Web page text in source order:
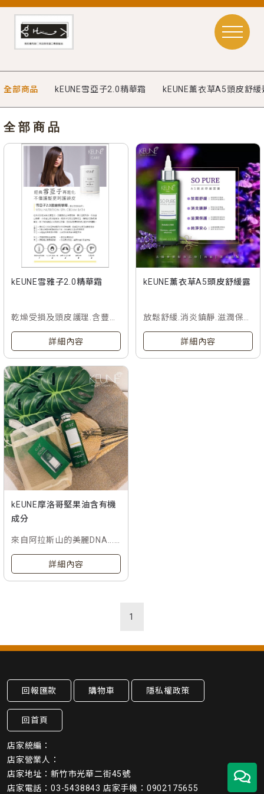
全部商品 kEUNE雪亞子2.0精華霜 kEUNE薰衣草A5頭皮舒緩
全部商品
kEUNE雪雅子2.0精華霜
乾燥受損及頭皮護理.含豐富
必須礦物質.養分注射科技.保
濕蛋白聚醣.小麥蛋白質及堅
果油.能給予毛髮滋潤與光澤.
獨特的滑順乳霜質地.除了保
濕護髮亦可做頭皮按摩.達到
放鬆清新的頭皮髮SPA新體
驗.
詳細內容
kEUNE薰衣草A5頭皮舒緩露
放鬆舒緩.消炎鎮靜.滋潤保
養.純淨安心
詳細內容
kEUNE摩洛哥堅果油含有機
成分
來自阿拉斯山的美麗DNA....
滋潤秀髮液體黃金.
詳細內容
1
回報匯款 購物車 隱私權政策
回首頁
店家統編：
店家營業人：
店家地址：新竹市光華二街45號
店家電話：03-5438843 店家手機：0902175655